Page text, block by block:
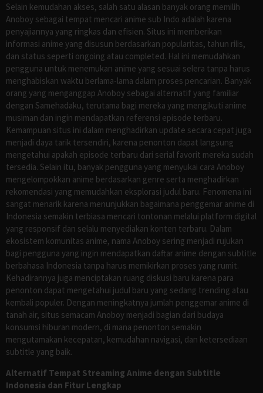
Selain kemudahan akses, salah satu alasan banyak orang memilih
Anoboy sebagai tempat mencari anime sub Indo adalah karena
penyajiannya yang ringkas dan efisien. Situs ini memberikan
informasi anime yang disusun berdasarkan popularitas, tahun rilis,
dan status seperti ongoing atau completed. Hal ini memudahkan
pengguna untuk menemukan anime yang sesuai selera tanpa harus
menghabiskan waktu berlama-lama dalam proses pencarian. Banyak
orang yang menganggap Anoboy sebagai alternatif yang familiar
dengan Samehadaku, terutama bagi mereka yang mengikuti anime
musiman dan ingin mendapatkan referensi episode terbaru.
Kemampuan situs ini dalam menghadirkan update secara cepat juga
menjadi daya tarik tersendiri, karena penonton dapat langsung
mengetahui apakah episode terbaru dari serial favorit mereka sudah
tersedia. Selain itu, banyak pengguna yang menyukai cara Anoboy
mengelompokkan anime berdasarkan genre serta menghadirkan
rekomendasi yang memudahkan eksplorasi judul baru. Fenomena ini
sangat menarik karena menunjukkan bagaimana penggemar anime di
Indonesia semakin terbiasa mencari tontonan melalui platform digital
yang responsif dan selalu menyediakan konten terbaru. Dalam
ekosistem komunitas anime, nama Anoboy sering menjadi rujukan
bagi pengguna yang ingin mendapatkan daftar anime dengan subtitle
berbahasa Indonesia tanpa harus memikirkan proses yang rumit.
Kehadirannya juga menciptakan ruang diskusi baru karena para
penonton dapat mengetahui judul baru yang sedang trending atau
kembali populer. Dengan meningkatnya jumlah penggemar anime di
tanah air, situs semacam Anoboy menjadi bagian dari budaya
konsumsi hiburan modern, di mana penonton semakin
mengutamakan kecepatan, kemudahan navigasi, dan ketersediaan
subtitle yang baik.
Alternatif Tempat Streaming Anime dengan Subtitle
Indonesia dan Fitur Lengkap